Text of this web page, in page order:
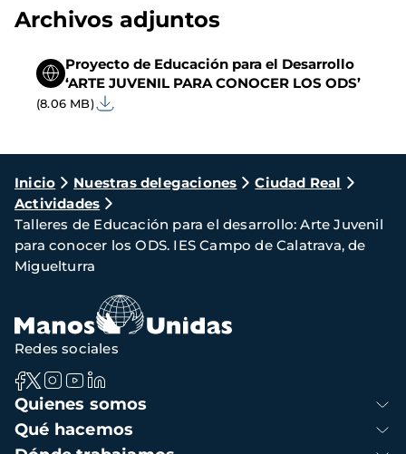
Archivos adjuntos
Proyecto de Educación para el Desarrollo
‘ARTE JUVENIL PARA CONOCER LOS ODS’
(8.06 MB)
Ruta
de
navegación
Inicio Nuestras delegaciones
Ciudad Real
Actividades
Talleres de Educación para el desarrollo: Arte Juvenil
para conocer los ODS. IES Campo de Calatrava, de
Miguelturra
Navegación
principal
Quienes somos
Qué hacemos
Redes sociales